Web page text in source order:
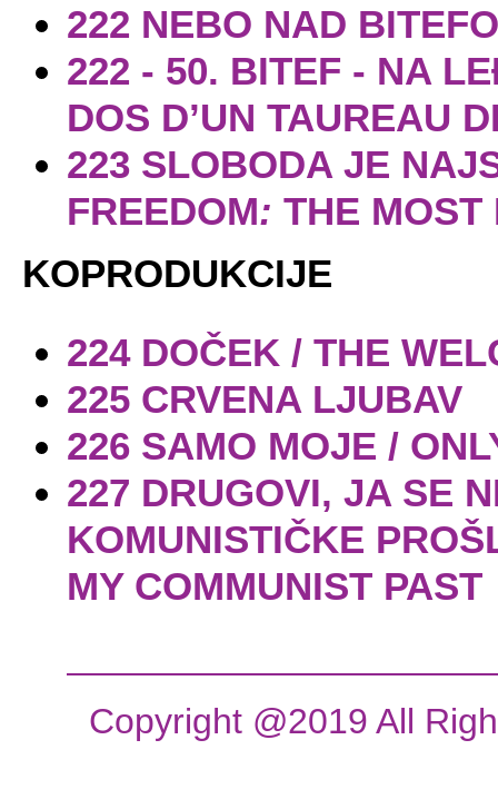
222 NEBO NAD
222 - 50. BITEF - NA
DOS D’UN TAUREAU
223 SLOBODA JE
FREEDOM: THE MOST
KOPRODUKCIJE
224 DOČEK / THE
225 CRVENA LJUBAV
226 SAMO MOJE /
227 DRUGOVI, JA SE
KOMUNISTIČKE
MY COMMUNIST PAST
Copyright @2019 All